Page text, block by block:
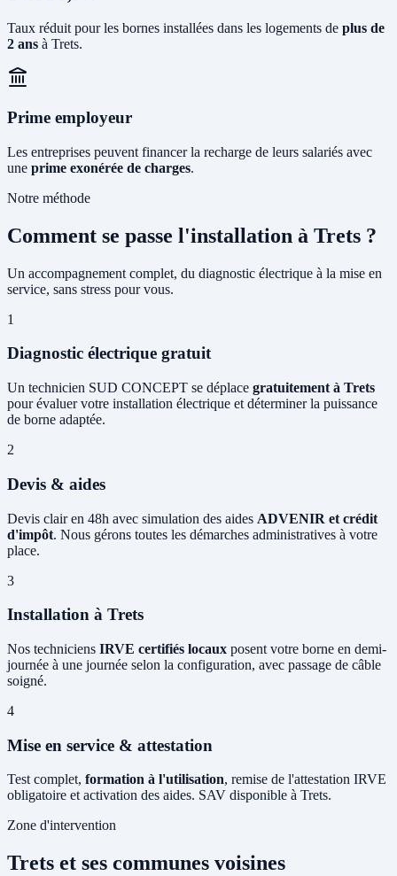
Taux réduit pour les bornes installées dans les logements de plus de
2 ans à Trets.
Prime employeur
Les entreprises peuvent financer la recharge de leurs salariés avec
une prime exonérée de charges.
Notre méthode
Comment se passe l'installation à Trets ?
Un accompagnement complet, du diagnostic électrique à la mise en
service, sans stress pour vous.
1
Diagnostic électrique gratuit
Un technicien SUD CONCEPT se déplace gratuitement à Trets
pour évaluer votre installation électrique et déterminer la puissance
de borne adaptée.
2
Devis & aides
Devis clair en 48h avec simulation des aides ADVENIR et crédit
d'impôt. Nous gérons toutes les démarches administratives à votre
place.
3
Installation à Trets
Nos techniciens IRVE certifiés locaux posent votre borne en demi-
journée à une journée selon la configuration, avec passage de câble
soigné.
4
Mise en service & attestation
Test complet, formation à l'utilisation, remise de l'attestation IRVE
obligatoire et activation des aides. SAV disponible à Trets.
Zone d'intervention
Trets et ses communes voisines